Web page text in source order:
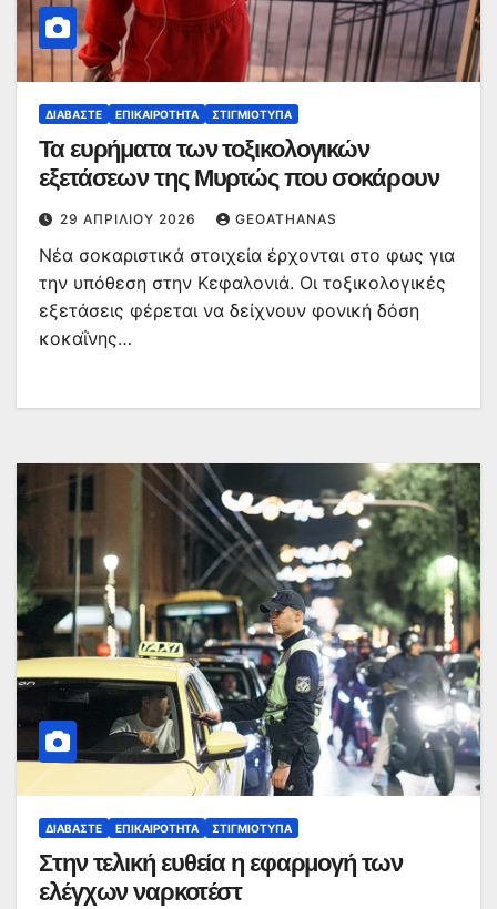
ΔΙΑΒΆΣΤΕ ΕΠΙΚΑΙΡΌΤΗΤΑ ΣΤΙΓΜΙΌΤΥΠΑ
Τα ευρήματα των τοξικολογικών
εξετάσεων της Μυρτώς που σοκάρουν
29 ΑΠΡΙΛΊΟΥ 2026 GEOATHANAS
Νέα σοκαριστικά στοιχεία έρχονται στο φως για
την υπόθεση στην Κεφαλονιά. Οι τοξικολογικές
εξετάσεις φέρεται να δείχνουν φονική δόση
κοκαΐνης…
ΔΙΑΒΆΣΤΕ ΕΠΙΚΑΙΡΌΤΗΤΑ ΣΤΙΓΜΙΌΤΥΠΑ
Στην τελική ευθεία η εφαρμογή των
ελέγχων ναρκοτέστ